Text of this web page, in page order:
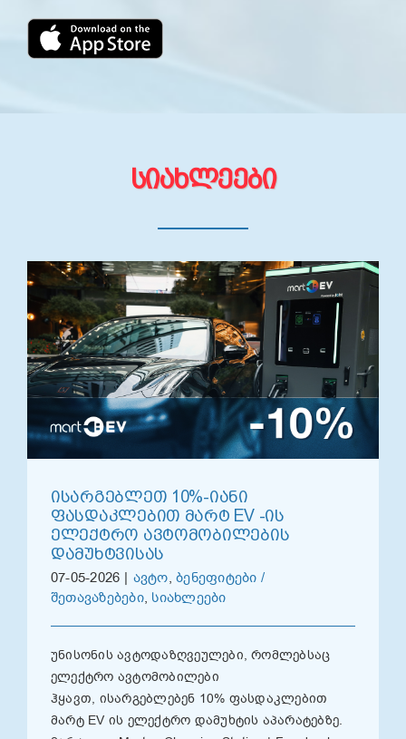
ᲡᲘᲐᲮᲚᲔᲔᲑᲘ
ᲘᲡᲐᲠᲒᲔᲑᲚᲔᲗ 10%-ᲘᲐᲜᲘ
ᲤᲐᲡᲓᲐᲙᲚᲔᲑᲘᲗ ᲛᲐᲠᲢ EV -ᲘᲡ
ᲔᲚᲔᲥᲢᲠᲝ ᲐᲕᲢᲝᲛᲝᲑᲘᲚᲔᲑᲘᲡ
ᲓᲐᲛᲣᲮᲢᲕᲘᲡᲐᲡ
07-05-2026 | ავტო,ბენეფიტები /
შეთავაზებები, სიახლეები
უნისონის ავტოდაზღვეულები, რომლებსაც
ელექტრო ავტომობილები
ჰყავთ, ისარგებლებენ 10% ფასდაკლებით
მარტ EV ის ელექტრო დამუხტის აპარატებზე.